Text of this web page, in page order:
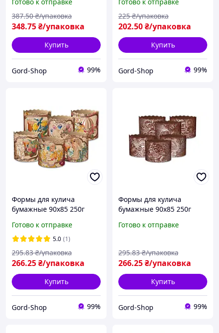
пасхальные для
пасхальной выпечки
пасхи и пасок
348.75₴/упаковка
387.50 ₴/упаковка
Купить
Gord-Shop 99%
пасхальные для
пасхальной выпечки
пасхи и пасок
202.50₴/упаковка
225 ₴/упаковка
Купить
Gord-Shop 99%
Формы для кулича
бумажные 90х85 250г
Формочки пасхальные
для пасхальной выпечки
пасхи и пасок
Готово к отправке
5.0 (1)
266.25₴/упаковка
295.83 ₴/упаковка
Купить
Gord-Shop 99%
Формы для кулича
бумажные 90х85 250г
Формочки пасхальные
пасхи и пасок
Готово к отправке
266.25₴/упаковка
295.83 ₴/упаковка
Купить
Gord-Shop 99%